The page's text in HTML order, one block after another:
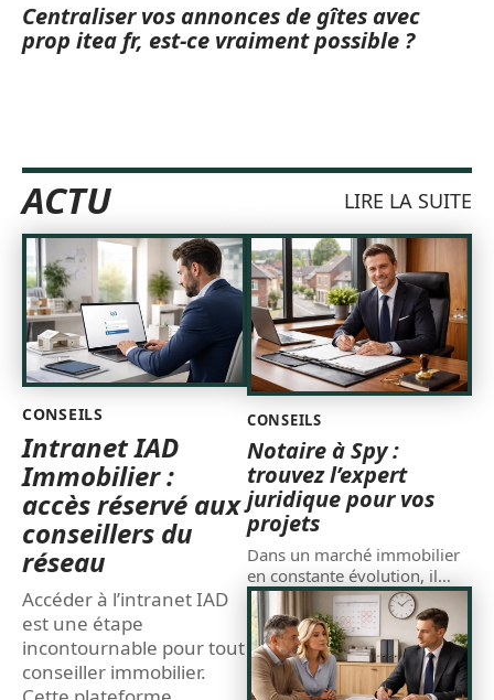
Centraliser vos annonces de gîtes avec
prop itea fr, est-ce vraiment possible ?
ACTU LIRE LA SUITE
CONSEILS
Intranet IAD
Immobilier :
accès réservé aux
conseillers du
réseau
Accéder à l’intranet IAD
est une étape
incontournable pour tout
conseiller immobilier.
CONSEILS
Notaire à Spy :
trouvez l’expert
juridique pour vos
projets
Dans un marché immobilier
en constante évolution, il…